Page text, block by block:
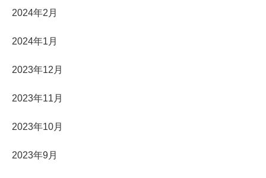
2024年2月
2024年1月
2023年12月
2023年11月
2023年10月
2023年9月